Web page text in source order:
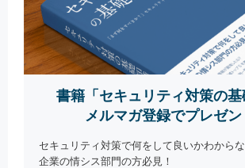
書籍「セキュリティ対策の基
メルマガ登録でプレゼン
セキュリティ対策で何をして良いかわから
企業の情シス部門の方必見！